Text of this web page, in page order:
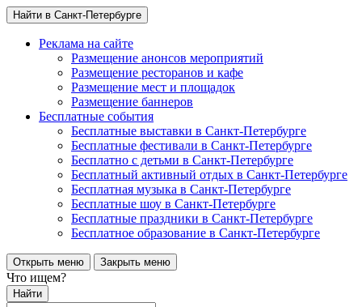
Найти в Санкт-Петербурге
Реклама на сайте
Размещение анонсов мероприятий
Размещение ресторанов и кафе
Размещение мест и площадок
Размещение баннеров
Бесплатные события
Бесплатные выставки в Санкт-Петербурге
Бесплатные фестивали в Санкт-Петербурге
Бесплатно с детьми в Санкт-Петербурге
Бесплатный активный отдых в Санкт-Петербурге
Бесплатная музыка в Санкт-Петербурге
Бесплатные шоу в Санкт-Петербурге
Бесплатные праздники в Санкт-Петербурге
Бесплатное образование в Санкт-Петербурге
Открыть меню Закрыть меню
Что ищем?
Найти